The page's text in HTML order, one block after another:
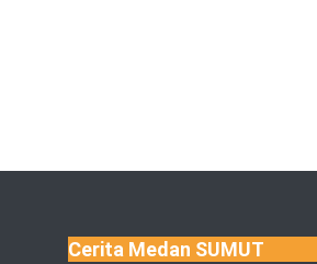
Cerita Medan SUMUT